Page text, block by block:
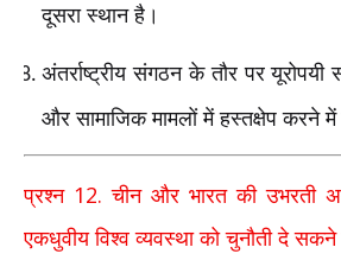
दूसरा स्थान है।
अंतर्राष्ट्रीय संगठन के तौर पर यूरोपयी
और सामाजिक मामलों में हस्तक्षेप करने में
प्रश्न 12.चीन और भारत की उभरती
एकधुवीय विश्व व्यवस्था को चुनौती दे